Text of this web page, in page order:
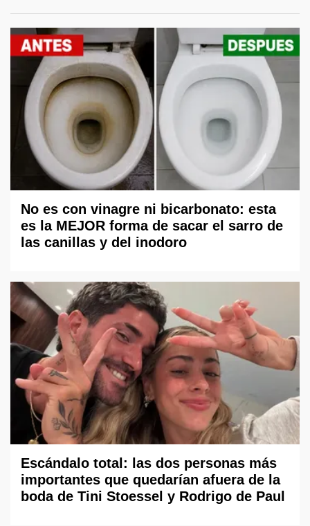
No es con vinagre ni bicarbonato: esta
es la MEJOR forma de sacar el sarro de
las canillas y del inodoro
Escándalo total: las dos personas más
importantes que quedarían afuera de la
boda de Tini Stoessel y Rodrigo de Paul